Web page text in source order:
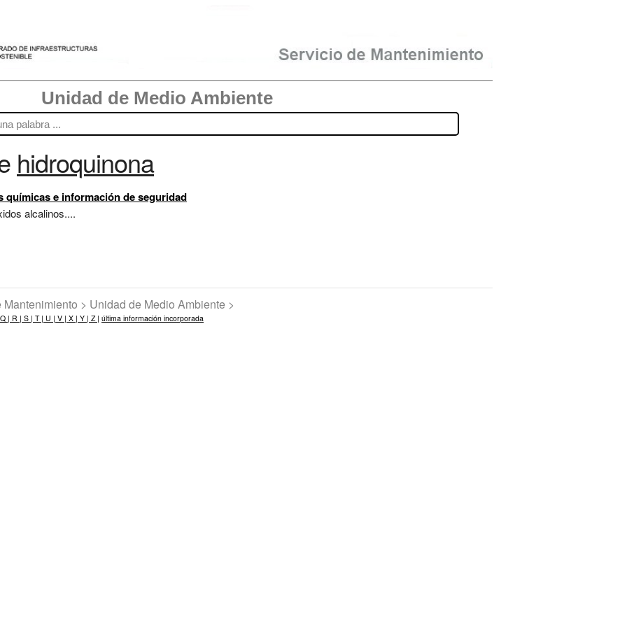
Unidad de Medio Ambiente
hidroquinona
e información de seguridad
alcalinos....
> Unidad de Medio Ambiente >
Q | R | S | T | U | V | X | Y | Z | última información incorporada